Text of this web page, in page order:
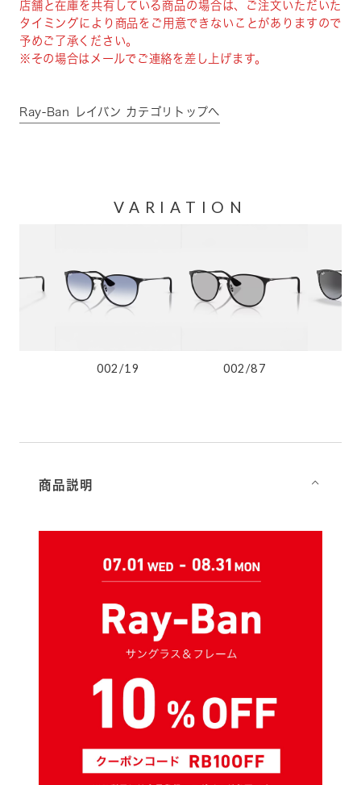
店舗と在庫を共有している商品の場合は、ご注文いただいた
タイミングにより商品をご用意できないことがありますので
予めご了承ください。
※その場合はメールでご連絡を差し上げます。
Ray-Ban レイバン カテゴリトップへ
VARIATION
002/19 002/87
商品説明 ⌵